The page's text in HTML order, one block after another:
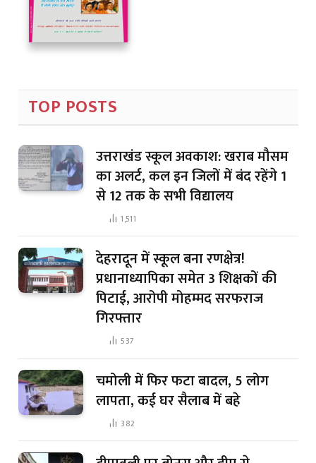
TOP POSTS
उत्तराखंड स्कूल अवकाश: खराब मौसम
का अलर्ट, कल इन जिलों में बंद रहेंगे 1
से 12 तक के सभी विद्यालय
1,511
देहरादून में स्कूल बना रणक्षेत्र!
प्रधानाध्यापिका समेत 3 शिक्षकों की
पिटाई, आरोपी मोहम्मद सरफराज
गिरफ्तार
537
चमोली में फिर फटा बादल, 5 लोग
लापता, कई घर सैलाब में बहे
382